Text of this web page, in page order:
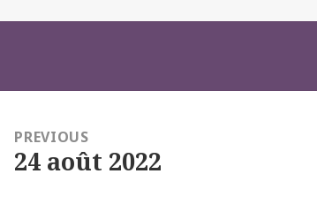
PREVIOUS
Previous
24 août 2022